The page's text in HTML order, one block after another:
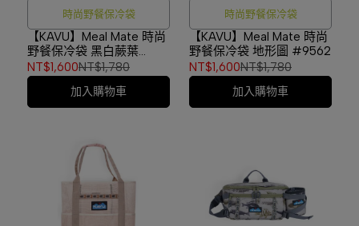
時尚野餐保冷袋
【KAVU】Meal Mate 時尚
野餐保冷袋 黑白蕨葉
#9562
NT$1,600NT$1,780
加入購物車
時尚野餐保冷袋
【KAVU】Meal Mate 時尚
野餐保冷袋 地形圖 #9562
NT$1,600NT$1,780
加入購物車